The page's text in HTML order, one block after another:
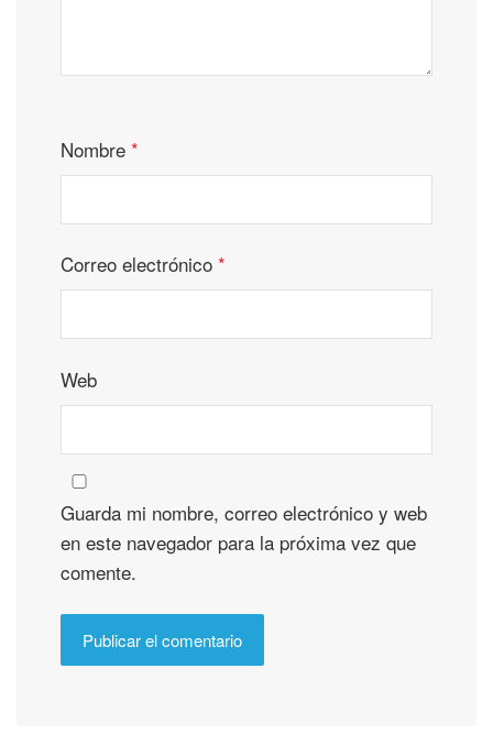
Nombre *
Correo electrónico *
Web
Guarda mi nombre, correo electrónico y web
en este navegador para la próxima vez que
comente.